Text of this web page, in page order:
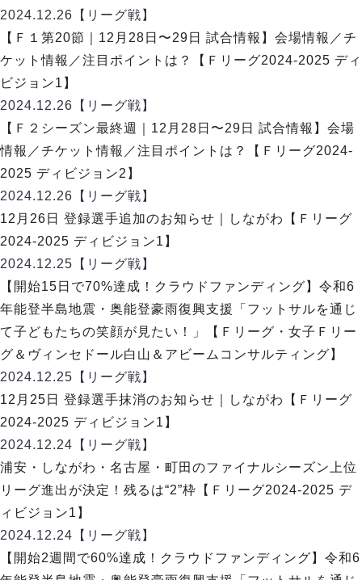
選手の通算記録（Ｆ２）
ヴォスクオーレ仙台
マルバ水戸FC
リガーレヴィア葛飾
Y．S．C．C．横浜
ヴィンセドール白山
アグレミーナ浜松
デウソン神戸
ポルセイド浜田
ミラクルスマイル新居浜
2024.12.26 【リーグ戦】
【Ｆ１第20節｜12月28日〜29日 試合情報】会場情報／チ
ケット情報／注目ポイントは？【Ｆリーグ2024-2025 ディ
ビジョン1】
2024.12.26 【リーグ戦】
【Ｆ２シーズン最終週｜12月28日〜29日 試合情報】会場
情報／チケット情報／注目ポイントは？【Ｆリーグ2024-
2025 ディビジョン2】
2024.12.26 【リーグ戦】
12月26日 登録選手追加のお知らせ｜しながわ【Ｆリーグ
2024-2025 ディビジョン1】
2024.12.25 【リーグ戦】
【開始15日で70%達成！クラウドファンディング】令和6
年能登半島地震・奥能登豪雨復興支援「フットサルを通じ
て子どもたちの笑顔が見たい！」【Ｆリーグ・女子Ｆリー
グ＆ヴィンセドール白山＆アビームコンサルティング】
2024.12.25 【リーグ戦】
12月25日 登録選手抹消のお知らせ｜しながわ【Ｆリーグ
2024-2025 ディビジョン1】
2024.12.24 【リーグ戦】
浦安・しながわ・名古屋・町田のファイナルシーズン上位
リーグ進出が決定！残るは“2”枠【Ｆリーグ2024-2025 デ
ィビジョン1】
2024.12.24 【リーグ戦】
【開始2週間で60%達成！クラウドファンディング】令和6